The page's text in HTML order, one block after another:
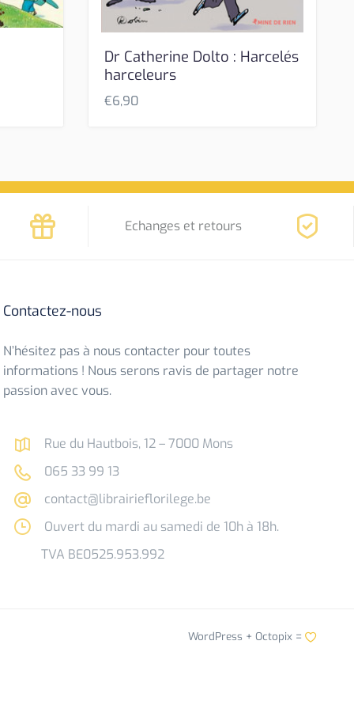
Dr Catherine Dolto : Harcelés
harceleurs
€6,90
Echanges et retours
Contactez-nous
N’hésitez pas à nous contacter pour toutes
informations ! Nous serons ravis de partager notre
passion avec vous.
Rue du Hautbois, 12 – 7000 Mons
065 33 99 13
contact@librairieflorilege.be
Ouvert du mardi au samedi de 10h à 18h.
TVA BE0525.953.992
WordPress + Octopix=